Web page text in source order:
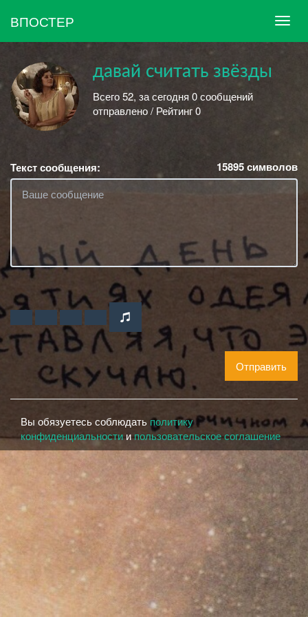
ВПОСТЕР
давай считать звёзды
Всего 52, за сегодня 0 сообщений
отправлено / Рейтинг 0
Текст сообщения: 15895символов
Отправить
Вы обязуетесь соблюдать политику
конфиденциальностиипользовательское соглашение